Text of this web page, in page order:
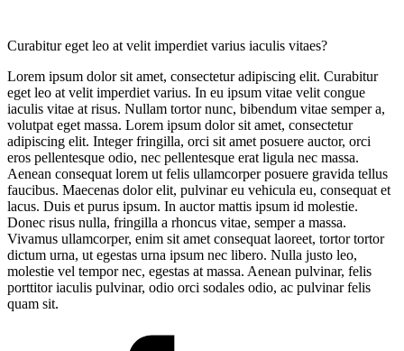
Curabitur eget leo at velit imperdiet varius iaculis vitaes?
Lorem ipsum dolor sit amet, consectetur adipiscing elit. Curabitur
eget leo at velit imperdiet varius. In eu ipsum vitae velit congue
iaculis vitae at risus. Nullam tortor nunc, bibendum vitae semper a,
volutpat eget massa. Lorem ipsum dolor sit amet, consectetur
adipiscing elit. Integer fringilla, orci sit amet posuere auctor, orci
eros pellentesque odio, nec pellentesque erat ligula nec massa.
Aenean consequat lorem ut felis ullamcorper posuere gravida tellus
faucibus. Maecenas dolor elit, pulvinar eu vehicula eu, consequat et
lacus. Duis et purus ipsum. In auctor mattis ipsum id molestie.
Donec risus nulla, fringilla a rhoncus vitae, semper a massa.
Vivamus ullamcorper, enim sit amet consequat laoreet, tortor tortor
dictum urna, ut egestas urna ipsum nec libero. Nulla justo leo,
molestie vel tempor nec, egestas at massa. Aenean pulvinar, felis
porttitor iaculis pulvinar, odio orci sodales odio, ac pulvinar felis
quam sit.